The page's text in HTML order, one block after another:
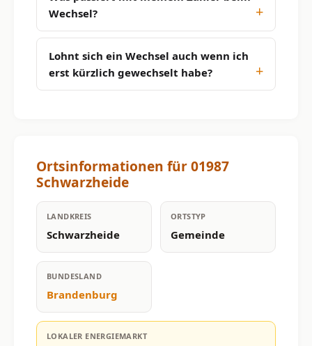
Wechsel?
Lohnt sich ein Wechsel auch wenn ich
erst kürzlich gewechselt habe?
Ortsinformationen für 01987
Schwarzheide
LANDKREIS
Schwarzheide
ORTSTYP
Gemeinde
BUNDESLAND
Brandenburg
LOKALER ENERGIEMARKT